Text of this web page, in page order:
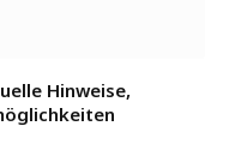
Hinweise,